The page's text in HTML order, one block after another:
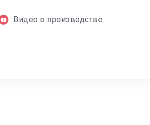
Видео о производстве